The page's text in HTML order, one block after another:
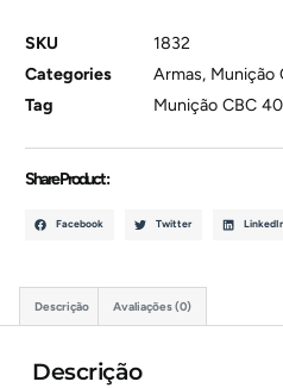
SKU
1832
Categories
Armas, Munição
Tag
Munição CBC
Share Product :
Facebook Twitter
Descrição Avaliações (0)
Descrição